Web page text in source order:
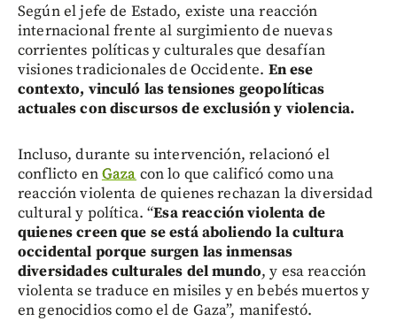
Según el jefe de Estado, existe una reacción
internacional frente al surgimiento de nuevas
corrientes políticas y culturales que desafían
visiones tradicionales de Occidente. En ese
contexto, vinculó las tensiones geopolíticas
actuales con discursos de exclusión y violencia.
Incluso, durante su intervención, relacionó el
conflicto enGaza con lo que calificó como una
reacción violenta de quienes rechazan la diversidad
cultural y política. “Esa reacción violenta de
quienes creen que se está aboliendo la cultura
occidental porque surgen las inmensas
diversidades culturales del mundo, y esa reacción
violenta se traduce en misiles y en bebés muertos y
en genocidios como el de Gaza”, manifestó.